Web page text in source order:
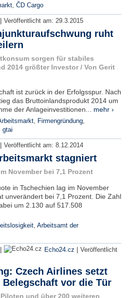
, ČD Cargo
| Veröffentlicht am: 29.3.2015
ruht
sorgen für stabiles
2014 größter Investor / Von Gerit
ist zurück in der Erfolgsspur. Nach
das Bruttoinlandsprodukt 2014 um
der Anlageinvestitionen... mehr ›
, Firmengründung,
gtai
| Veröffentlicht am: 8.12.2014
stagniert
November bei 7,1 Prozent
in Tschechien lag im November
unverändert bei 7,1 Prozent. Die Zahl
um 2.130 auf 517.508
, Arbeitsamt der
| Echo24.cz | Veröffentlicht
Czech Airlines setzt
vor die Tür
und über 200 weiteren